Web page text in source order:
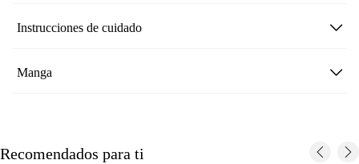
Instrucciones de cuidado
Manga
Recomendados para ti